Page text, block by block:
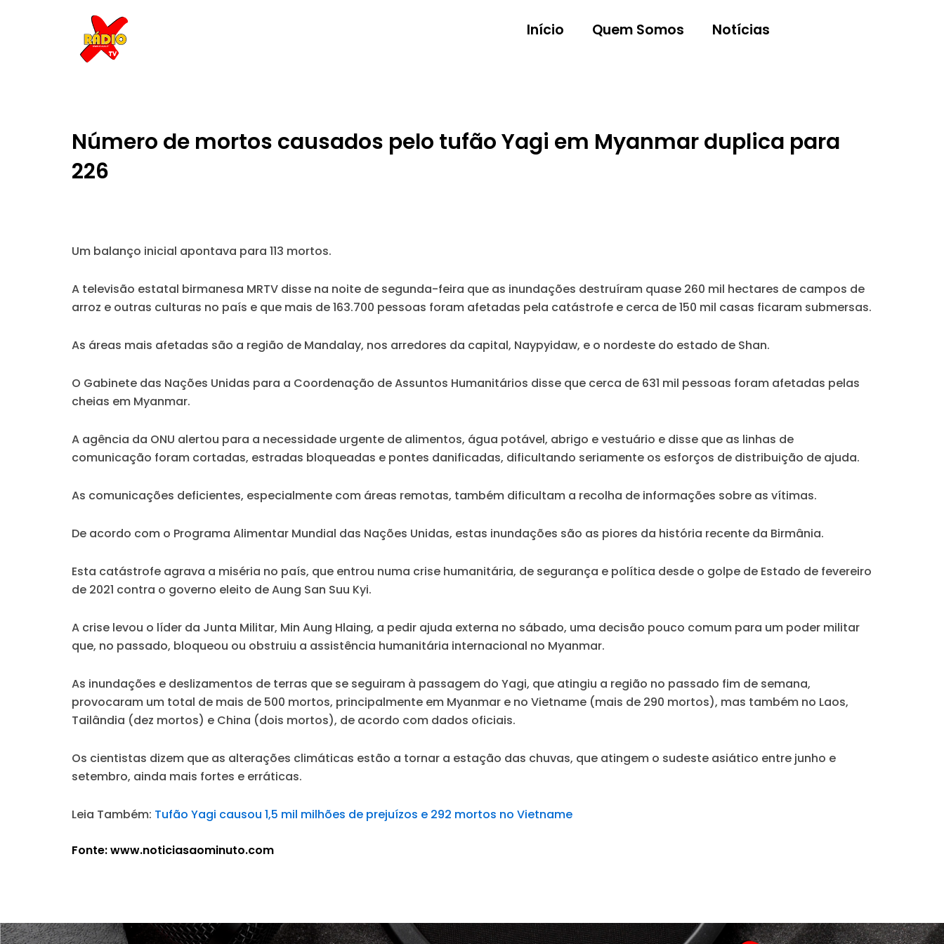
Início Quem Somos Notícias
Número de mortos causados pelo tufão Yagi em Myanmar duplica para
226
Um balanço inicial apontava para 113 mortos.
A televisão estatal birmanesa MRTV disse na noite de segunda-feira que as inundações destruíram quase 260 mil hectares de campos de
arroz e outras culturas no país e que mais de 163.700 pessoas foram afetadas pela catástrofe e cerca de 150 mil casas ficaram submersas.
As áreas mais afetadas são a região de Mandalay, nos arredores da capital, Naypyidaw, e o nordeste do estado de Shan.
O Gabinete das Nações Unidas para a Coordenação de Assuntos Humanitários disse que cerca de 631 mil pessoas foram afetadas pelas
cheias em Myanmar.
A agência da ONU alertou para a necessidade urgente de alimentos, água potável, abrigo e vestuário e disse que as linhas de
comunicação foram cortadas, estradas bloqueadas e pontes danificadas, dificultando seriamente os esforços de distribuição de ajuda.
As comunicações deficientes, especialmente com áreas remotas, também dificultam a recolha de informações sobre as vítimas.
De acordo com o Programa Alimentar Mundial das Nações Unidas, estas inundações são as piores da história recente da Birmânia.
Esta catástrofe agrava a miséria no país, que entrou numa crise humanitária, de segurança e política desde o golpe de Estado de fevereiro
de 2021 contra o governo eleito de Aung San Suu Kyi.
A crise levou o líder da Junta Militar, Min Aung Hlaing, a pedir ajuda externa no sábado, uma decisão pouco comum para um poder militar
que, no passado, bloqueou ou obstruiu a assistência humanitária internacional no Myanmar.
As inundações e deslizamentos de terras que se seguiram à passagem do Yagi, que atingiu a região no passado fim de semana,
provocaram um total de mais de 500 mortos, principalmente em Myanmar e no Vietname (mais de 290 mortos), mas também no Laos,
Tailândia (dez mortos) e China (dois mortos), de acordo com dados oficiais.
Os cientistas dizem que as alterações climáticas estão a tornar a estação das chuvas, que atingem o sudeste asiático entre junho e
setembro, ainda mais fortes e erráticas.
Leia Também: Tufão Yagi causou 1,5 mil milhões de prejuízos e 292 mortos no Vietname
Fonte: www.noticiasaominuto.com